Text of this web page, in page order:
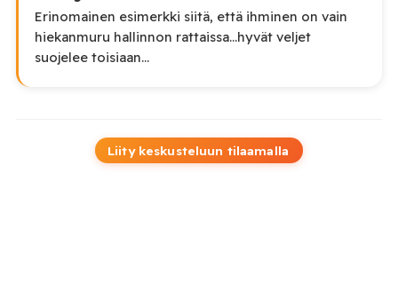
Erinomainen esimerkki siitä, että ihminen on vain
hiekanmuru hallinnon rattaissa...hyvät veljet
suojelee toisiaan...
Liity keskusteluun tilaamalla